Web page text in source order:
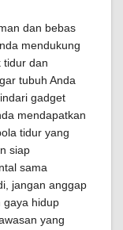
dan bebas
mendukung
tidur dan
tubuh Anda
gadget
mendapatkan
tidur yang
siap
sama
jangan anggap
gaya hidup
yang